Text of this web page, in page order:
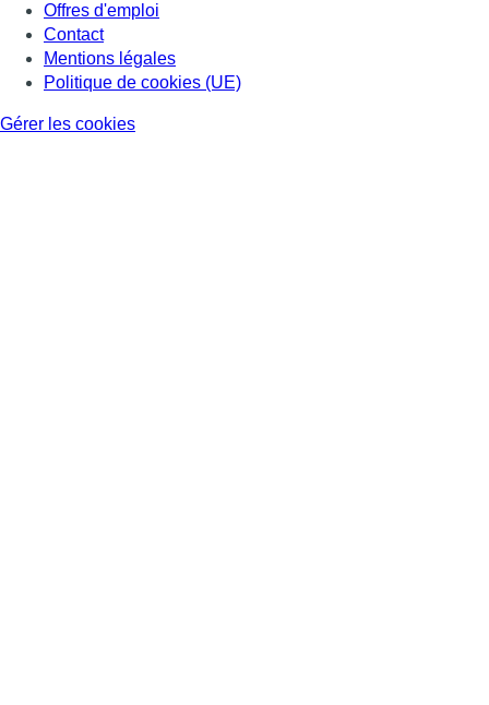
Offres d'emploi
Contact
Mentions légales
Politique de cookies (UE)
Gérer les cookies